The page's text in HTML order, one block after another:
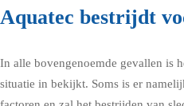
Aquatec bestrijdt
In alle bovengenoemde gevallen is
situatie in bekijkt. Soms is er